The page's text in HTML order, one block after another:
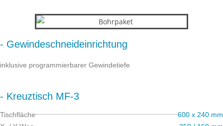
- Gewindeschneideinrichtung
inklusive programmierbarer Gewindetiefe
- Kreuztisch MF-3
Tischfläche
600 x 240 mm